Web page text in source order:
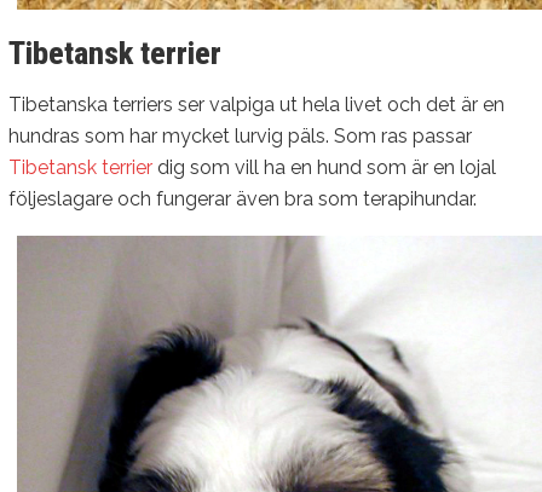
Tibetansk terrier
Tibetanska terriers ser valpiga ut hela livet och det är en
hundras som har mycket lurvig päls. Som ras passar
Tibetansk terrier dig som vill ha en hund som är en lojal
följeslagare och fungerar även bra som terapihundar.